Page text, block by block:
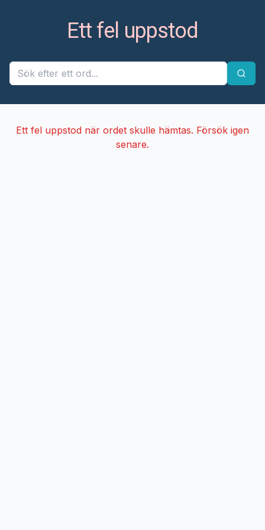
Ett fel uppstod
Ett fel uppstod när ordet skulle hämtas. Försök igen
senare.